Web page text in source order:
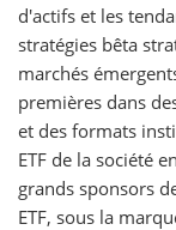
d'actifs et les
stratégies bêta
marchés
premières dans
et des formats
ETF de la société
grands sponsors
ETF, sous la